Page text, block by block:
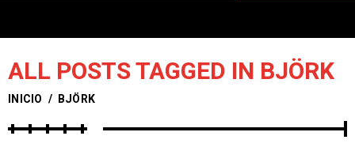
ALL POSTS TAGGED IN BJÖRK
INICIO / BJÖRK